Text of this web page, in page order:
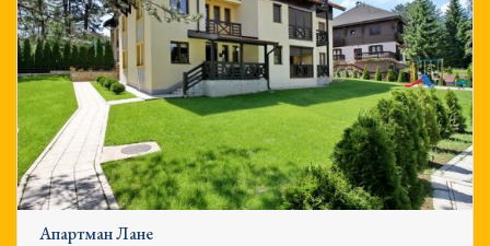
Апартман Лане